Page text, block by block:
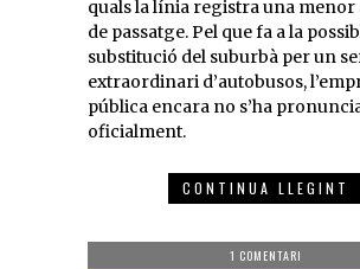
quals la línia registra una
de passatge. Pel que fa a la
substitució del suburbà per un
extraordinari d’autobusos,
pública encara no s’ha
oficialment.
CONTINUA LLEGINT
1 COMENTARI